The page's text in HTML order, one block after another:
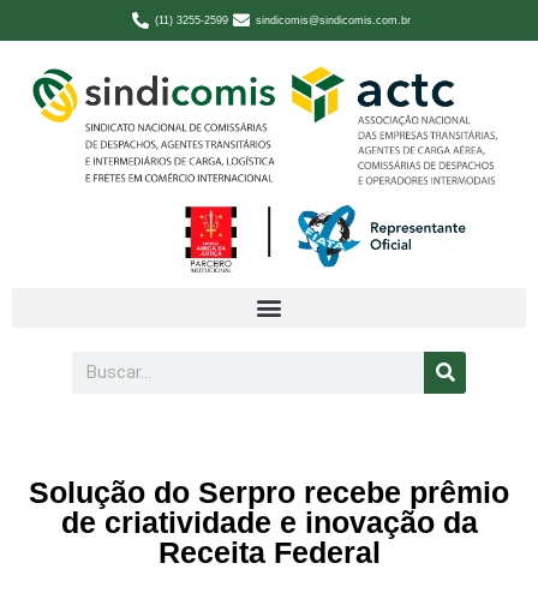
(11) 3255-2599 sindicomis@sindicomis.com.br
Solução do Serpro recebe prêmio
de criatividade e inovação da
Receita Federal